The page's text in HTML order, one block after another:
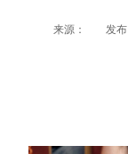
来源： 发